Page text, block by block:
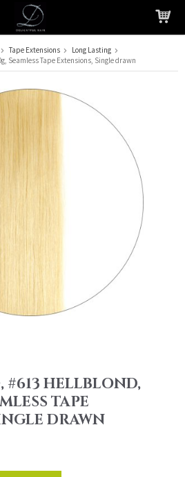
in Ihren Warenkorb gelegt
Tape Extensions
Long Lasting
Seamless Tape Extensions, Single drawn
HELLBLOND,
TAPE
DRAWN